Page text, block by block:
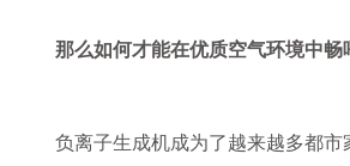
那么如何才能在优质空气环境中畅
负离子生成机成为了越来越多都市